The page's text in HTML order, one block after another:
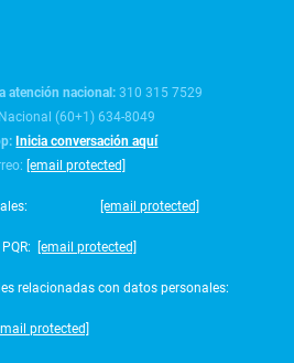
atención nacional:310 315 7529
(60+1) 634-8049
Inicia conversación aquí
[email protected]
[email protected]
[email protected]
relacionadas con datos personales:
protected]